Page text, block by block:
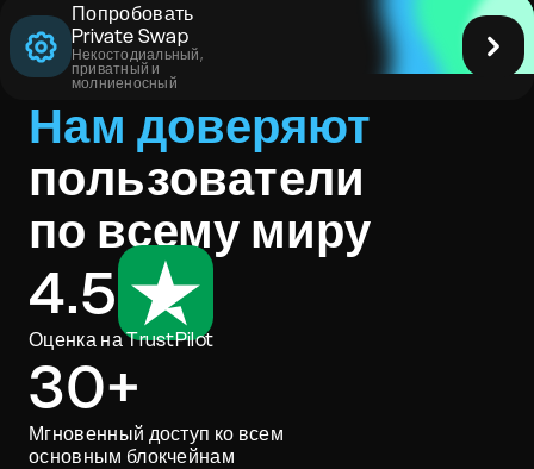
Попробовать
Private Swap
Некостодиальный,
приватный и
молниеносный
Нам доверяют
пользователи
по всему миру
4.5
Оценка на TrustPilot
30+
Мгновенный доступ ко всем
основным блокчейнам